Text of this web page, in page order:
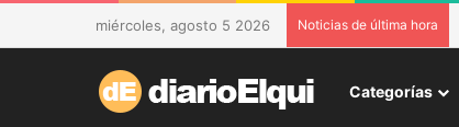
miércoles, agosto 5 2026 Noticias de última hora
Categorías